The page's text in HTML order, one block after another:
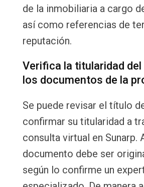
de la inmobiliaria a cargo
así como referencias de
reputación.
Verifica la titularidad del
los documentos de la
Se puede revisar el título
confirmar su titularidad a
consulta virtual en Sunarp.
documento debe ser
según lo confirme un